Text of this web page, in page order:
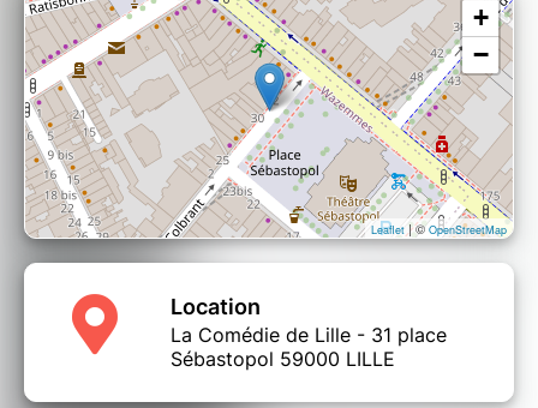
+
−
Leaflet | ©OpenStreetMap
Location
La Comédie de Lille - 31 place
Sébastopol 59000 LILLE